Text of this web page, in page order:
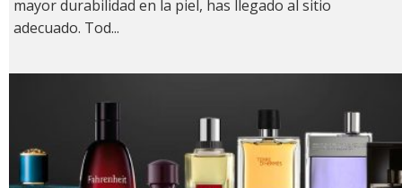
mayor durabilidad en la piel, has llegado al sitio
adecuado. Tod...